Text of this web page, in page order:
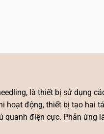
là thiết bị sử dụng
hoạt động, thiết bị tạo hai
quanh điện cực. Phản ứng